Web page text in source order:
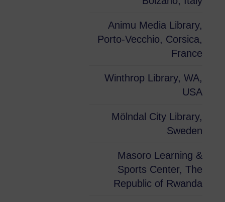
Animu Media Library,
Porto-Vecchio, Corsica,
France
Winthrop Library, WA,
USA
Mölndal City Library,
Sweden
Masoro Learning &
Sports Center, The
Republic of Rwanda